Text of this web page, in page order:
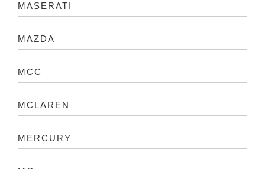
MASERATI
MAZDA
MCC
MCLAREN
MERCURY